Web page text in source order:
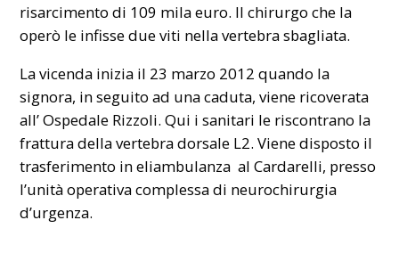
risarcimento di 109 mila euro. Il chirurgo che la
operò le infisse due viti nella vertebra sbagliata.
La vicenda inizia il 23 marzo 2012 quando la
signora, in seguito ad una caduta, viene ricoverata
all’ Ospedale Rizzoli. Qui i sanitari le riscontrano la
frattura della vertebra dorsale L2. Viene disposto il
trasferimento in eliambulanza al Cardarelli, presso
l’unità operativa complessa di neurochirurgia
d’urgenza.